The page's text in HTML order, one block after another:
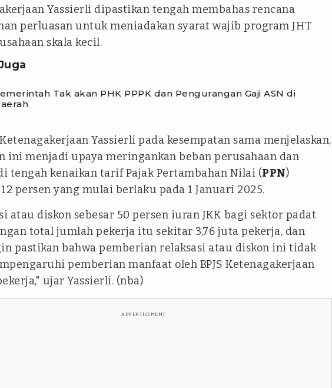
Yassierli dipastikan tengah membahas rencana
perluasan untuk meniadakan syarat wajib program JHT
skala kecil.
Tak akan PHK PPPK dan Pengurangan Gaji ASN di
Yassierli pada kesempatan sama menjelaskan,
ini menjadi upaya meringankan beban perusahaan dan
tengah kenaikan tarif Pajak Pertambahan Nilai (PPN)
persen yang mulai berlaku pada 1 Januari 2025.
atau diskon sebesar 50 persen iuran JKK bagi sektor padat
total jumlah pekerja itu sekitar 3,76 juta pekerja, dan
pastikan bahwa pemberian relaksasi atau diskon ini tidak
pemberian manfaat oleh BPJS Ketenagakerjaan
ujar Yassierli. (nba)
ADVERTISEMENT